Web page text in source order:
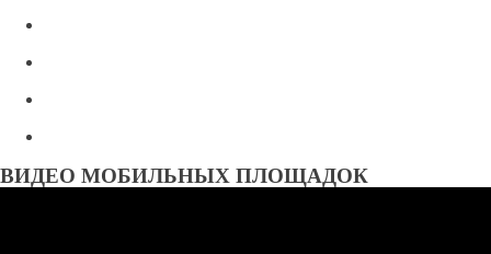
ВИДЕО МОБИЛЬНЫХ ПЛОЩАДОК